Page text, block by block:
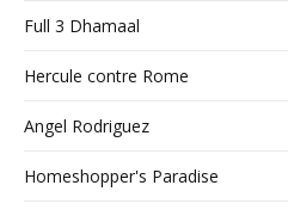
Full 3 Dhamaal
Hercule contre Rome
Angel Rodriguez
Homeshopper's Paradise